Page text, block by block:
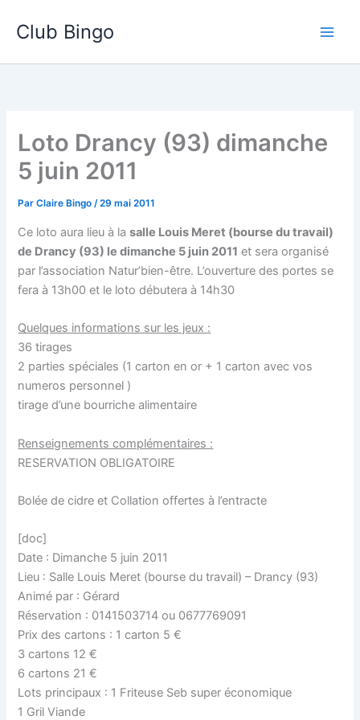
Club Bingo
Loto Drancy (93) dimanche
5 juin 2011
ParClaire Bingo/29 mai 2011
Ce loto aura lieu à lasalle Louis Meret (bourse du travail)
de Drancy (93) le dimanche 5 juin 2011 et sera organisé
par l’association Natur’bien-être. L’ouverture des portes se
fera à 13h00 et le loto débutera à 14h30
Quelques informations sur les jeux :
36 tirages
2 parties spéciales (1 carton en or + 1 carton avec vos
numeros personnel )
tirage d’une bourriche alimentaire
Renseignements complémentaires :
RESERVATION OBLIGATOIRE
Bolée de cidre et Collation offertes à l’entracte
[doc]
Date : Dimanche 5 juin 2011
Lieu : Salle Louis Meret (bourse du travail) – Drancy (93)
Animé par : Gérard
Réservation : 0141503714 ou 0677769091
Prix des cartons : 1 carton 5 €
3 cartons 12 €
6 cartons 21 €
Lots principaux : 1 Friteuse Seb super économique
1 Gril Viande